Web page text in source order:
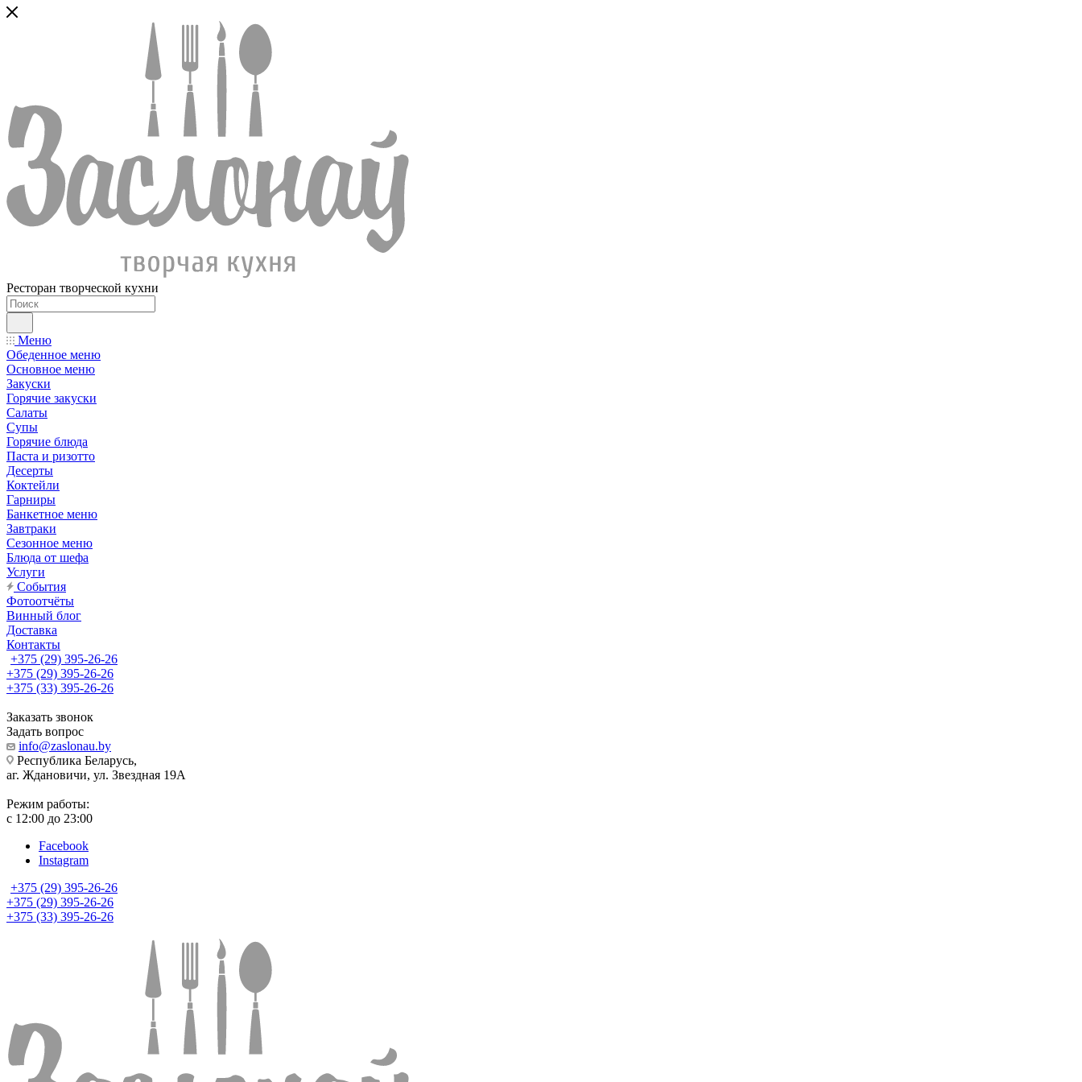
Ресторан творческой кухни
Меню
Обеденное меню
Основное меню
Закуски
Горячие закуски
Салаты
Супы
Горячие блюда
Паста и ризотто
Десерты
Коктейли
Гарниры
Банкетное меню
Завтраки
Сезонное меню
Блюда от шефа
Услуги
События
Фотоотчёты
Винный блог
Доставка
Контакты
+375 (29) 395-26-26
+375 (29) 395-26-26
+375 (33) 395-26-26
Заказать звонок
Задать вопрос
info@zaslonau.by
Республика Беларусь,
аг. Ждановичи, ул. Звездная 19А
Режим работы:
с 12:00 до 23:00
Facebook
Instagram
+375 (29) 395-26-26
+375 (29) 395-26-26
+375 (33) 395-26-26